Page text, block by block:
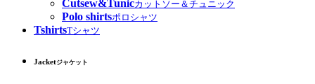
Cutsew&Tunicカットソー＆チュニック
Polo shirtsポロシャツ
TshirtsTシャツ
Jacketジャケット